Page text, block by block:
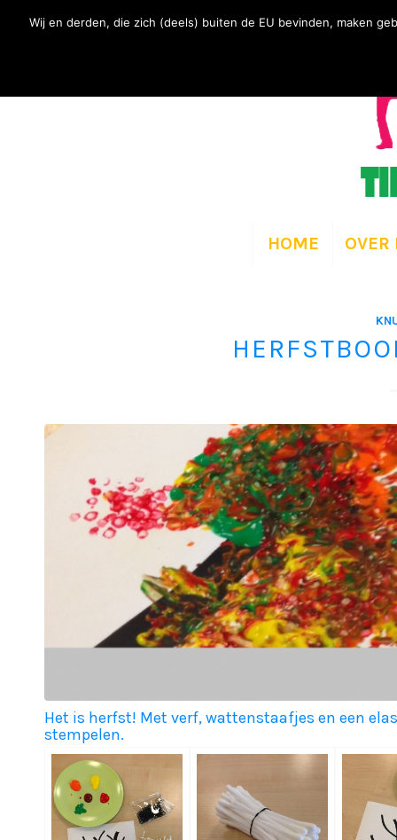
HOME OVER
Het is herfst! Met verf, wattenstaafjes en een
stempelen.
Wij en derden, die zich (deels) buiten de EU bevinden, maken